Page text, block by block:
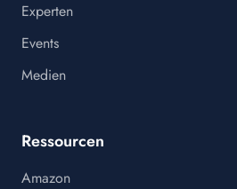
Experten
Events
Medien
Ressourcen
Amazon